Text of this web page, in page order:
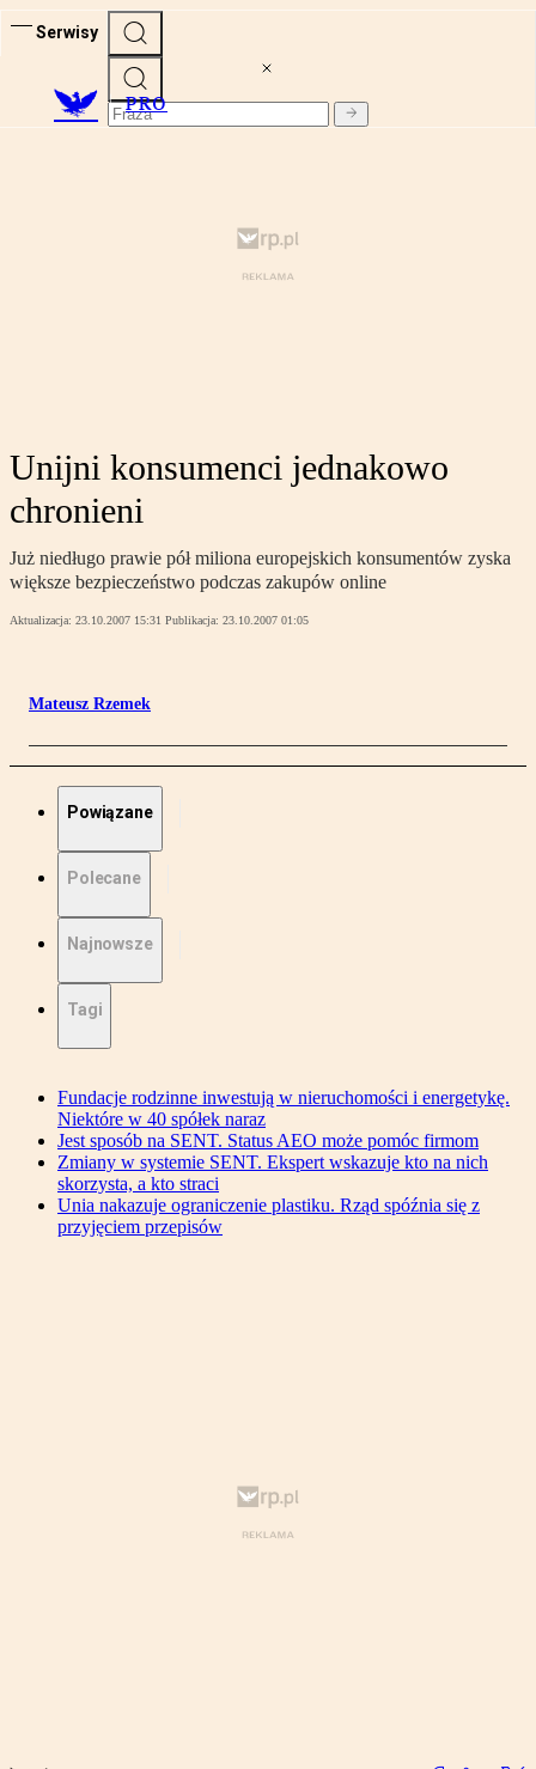
Serwisy
PRO
Unijni konsumenci jednakowo
chronieni
Już niedługo prawie pół miliona europejskich konsumentów zyska
większe bezpieczeństwo podczas zakupów online
Aktualizacja: 23.10.2007 15:31 Publikacja: 23.10.2007 01:05
Mateusz Rzemek
Powiązane
Polecane
Najnowsze
Tagi
Fundacje rodzinne inwestują w nieruchomości i energetykę.
Niektóre w 40 spółek naraz
Jest sposób na SENT. Status AEO może pomóc firmom
Zmiany w systemie SENT. Ekspert wskazuje kto na nich
skorzysta, a kto straci
Unia nakazuje ograniczenie plastiku. Rząd spóźnia się z
przyjęciem przepisów